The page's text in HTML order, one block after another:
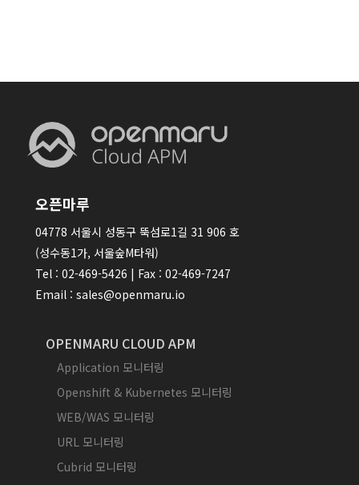
오픈마루
04778 서울시 성동구 뚝섬로1길 31 906 호
(성수동1가, 서울숲M타워)
Tel : 02-469-5426 | Fax : 02-469-7247
Email : sales@openmaru.io
OPENMARU CLOUD APM
Application 모니터링
Openshift & Kubernetes 모니터링
WEB/WAS 모니터링
URL 모니터링
Cubrid 모니터링